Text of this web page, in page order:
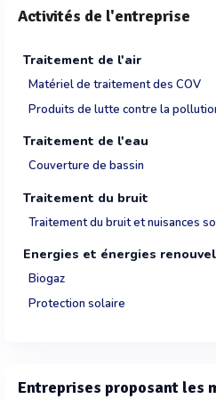
Activités de l'entreprise
Traitement de l'air
Matériel de traitement des COV
Produits de lutte contre la
Traitement de l'eau
Couverture de bassin
Traitement du bruit
Traitement du bruit et nuisances
Energies et énergies
Biogaz
Protection solaire
Entreprises proposant les